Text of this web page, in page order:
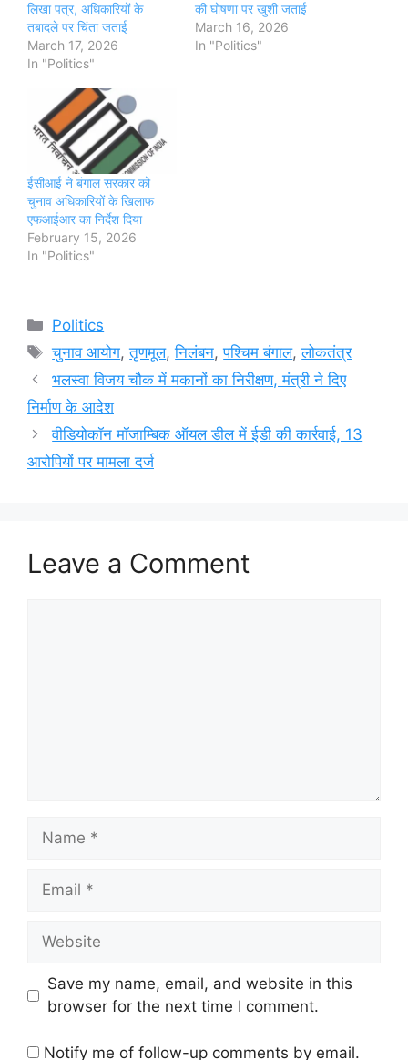
लिखा पत्र, अधिकारियों के
तबादले पर चिंता जताई
March 17, 2026
In "Politics"
की घोषणा पर खुशी जताई
March 16, 2026
In "Politics"
ईसीआई ने बंगाल सरकार को
चुनाव अधिकारियों के खिलाफ
एफआईआर का निर्देश दिया
February 15, 2026
In "Politics"
Categories
Politics
Tags
चुनाव आयोग,तृणमूल,निलंबन,पश्चिम बंगाल,लोकतंत्र
भलस्वा विजय चौक में मकानों का निरीक्षण, मंत्री ने दिए
निर्माण के आदेश
वीडियोकॉन मॉजाम्बिक ऑयल डील में ईडी की कार्रवाई, 13
आरोपियों पर मामला दर्ज
Leave a Comment
Name
Email
Website
Save my name, email, and website in this
browser for the next time I comment.
Notify me of follow-up comments by email.